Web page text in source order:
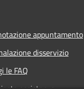
appuntamento
disservizio
le FAQ